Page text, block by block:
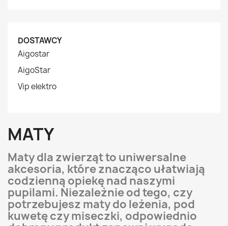
DOSTAWCY
Aigostar
AigoStar
Vip elektro
MATY
Maty dla zwierząt to uniwersalne
akcesoria, które znacząco ułatwiają
codzienną opiekę nad naszymi
pupilami. Niezależnie od tego, czy
potrzebujesz maty do leżenia, pod
kuwetę czy miseczki, odpowiednio